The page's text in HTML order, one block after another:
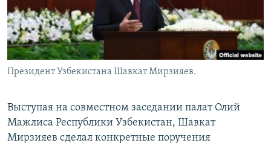
Президент Узбекистана Шавкат Мирзияев.
Выступая на совместном заседании палат Олий
Мажлиса Республики Узбекистан, Шавкат
Мирзияев сделал конкретные поручения